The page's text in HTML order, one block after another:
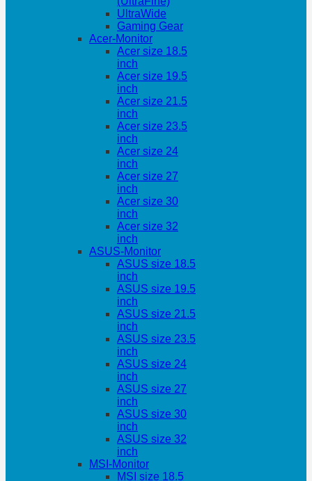
UltraWide
Gaming Gear
Acer-Monitor
Acer size 18.5
inch
Acer size 19.5
inch
Acer size 21.5
inch
Acer size 23.5
inch
Acer size 24
inch
Acer size 27
inch
Acer size 30
inch
Acer size 32
inch
ASUS-Monitor
ASUS size 18.5
inch
ASUS size 19.5
inch
ASUS size 21.5
inch
ASUS size 23.5
inch
ASUS size 24
inch
ASUS size 27
inch
ASUS size 30
inch
ASUS size 32
inch
MSI-Monitor
MSI size 18.5